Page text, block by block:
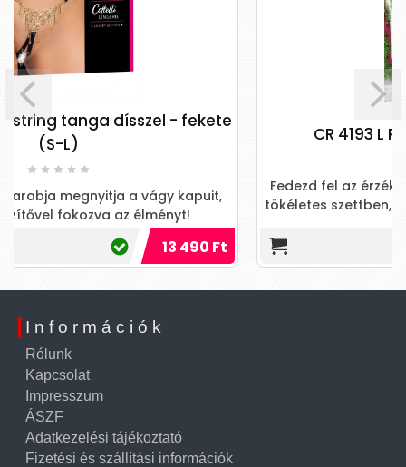
Chilirose
CR 4193 L Red Open Bra 3 pc Set
Fedezd fel az érzékiséget és a magabiztosságot
tökéletes szettben, amely elvarázsolja
Információk
Rólunk
Kapcsolat
Impresszum
ÁSZF
Adatkezelési tájékoztató
Fizetési és szállítási információk